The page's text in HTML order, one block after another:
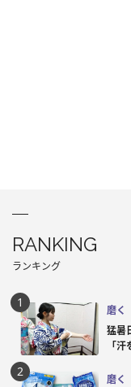
RANKING
ランキング
磨く
猛暑
「
磨く